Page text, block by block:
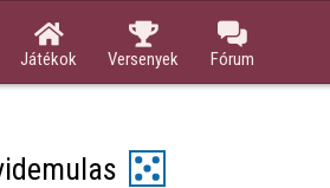

Játékok

Versenyek

Fórum